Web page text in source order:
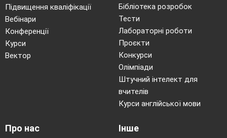
Підвищення кваліфікації
Вебінари
Конференції
Курси
Вектор
Бібліотека розробок
Тести
Лабораторні роботи
Проєкти
Конкурси
Олімпіади
Штучний інтелект для
вчителів
Курси англійської мови
Про нас Інше